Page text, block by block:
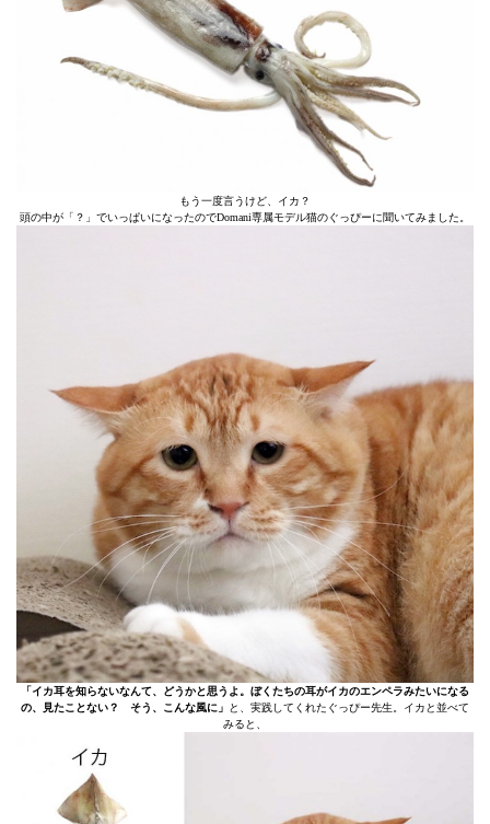
もう一度言うけど、イカ？
頭の中が「？」でいっぱいになったのでDomani専属モデル猫のぐっぴーに聞いてみました。
「イカ耳を知らないなんて、どうかと思うよ。ぼくたちの耳がイカのエンペラみたいになる
の、見たことない？ そう、こんな風に」
と、実践してくれたぐっぴー先生。イカと並べて
みると、